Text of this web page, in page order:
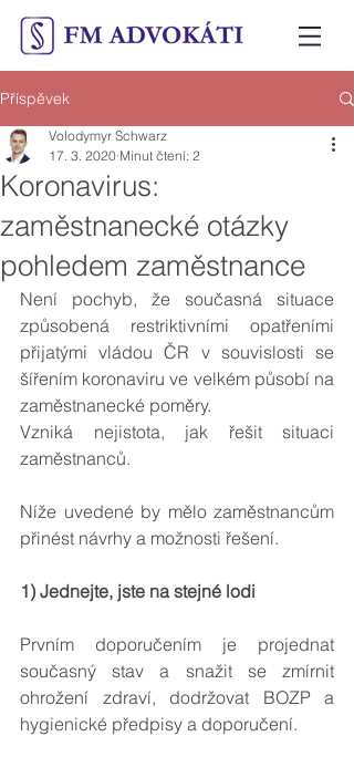
Příspěvek
Koronavirus:
zaměstnanecké otázky
pohledem zaměstnance
Volodymyr Schwarz
17. 3. 2020 Minut čtení: 2
Není pochyb, že současná situace
způsobená restriktivními opatřeními
přijatými vládou ČR v souvislosti se
šířením koronaviru ve velkém působí na
zaměstnanecké poměry.
Vzniká nejistota, jak řešit situaci
zaměstnanců.
Níže uvedené by mělo zaměstnancům
přinést návrhy a možnosti řešení.
1) Jednejte, jste na stejné lodi
Prvním doporučením je projednat
současný stav a snažit se zmírnit
ohrožení zdraví, dodržovat BOZP a
hygienické předpisy a doporučení.